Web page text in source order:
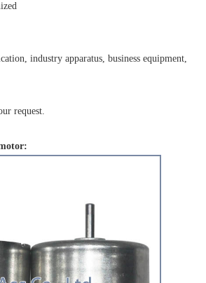
industry apparatus, business equipment,
request.